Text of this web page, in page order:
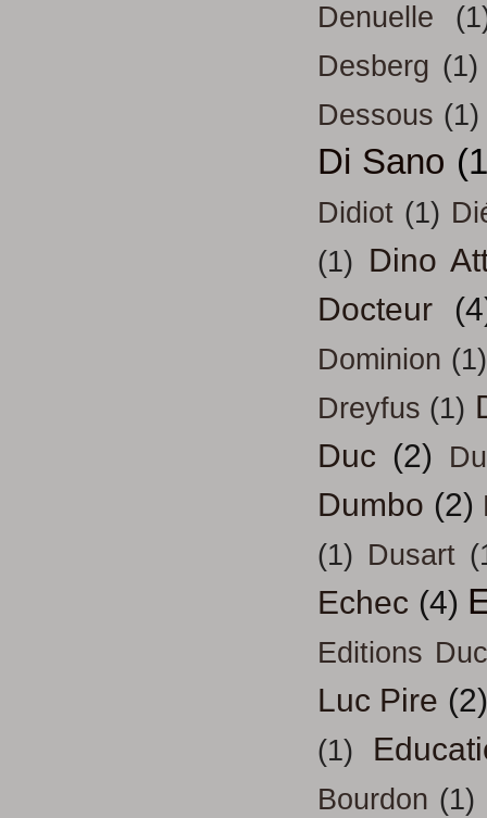
Denuelle
Desberg (1)
Dessous (1)
Di Sano
Didiot (1)
(1) Dino
Docteur
Dominion (1)
Dreyfus (1)
Duc (2)
Dumbo (2)
(1) Dusart
Echec (4)
Editions
Luc Pire (2)
(1)
Bourdon (1)